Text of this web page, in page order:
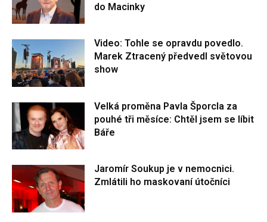
do Macinky
Video: Tohle se opravdu povedlo.
Marek Ztracený předvedl světovou
show
Velká proměna Pavla Šporcla za
pouhé tři měsíce: Chtěl jsem se líbit
Báře
Jaromír Soukup je v nemocnici.
Zmlátili ho maskovaní útočníci